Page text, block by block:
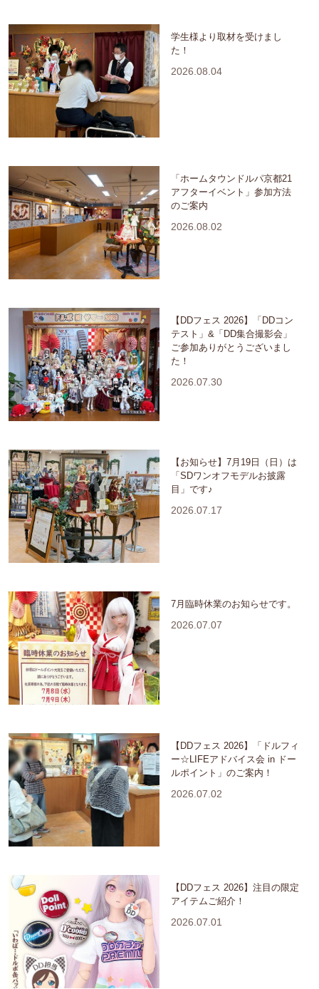
学生様より取材を受けまし
た！
2026.08.04
「ホームタウンドルパ京都21
アフターイベント」参加方法
のご案内
2026.08.02
【DDフェス 2026】「DDコン
テスト」&「DD集合撮影会」
ご参加ありがとうございまし
た！
2026.07.30
【お知らせ】7月19日（日）は
「SDワンオフモデルお披露
目」です♪
2026.07.17
7月臨時休業のお知らせです。
2026.07.07
【DDフェス 2026】「ドルフィ
ー☆LIFEアドバイス会 in ドー
ルポイント」のご案内！
2026.07.02
【DDフェス 2026】注目の限定
アイテムご紹介！
2026.07.01